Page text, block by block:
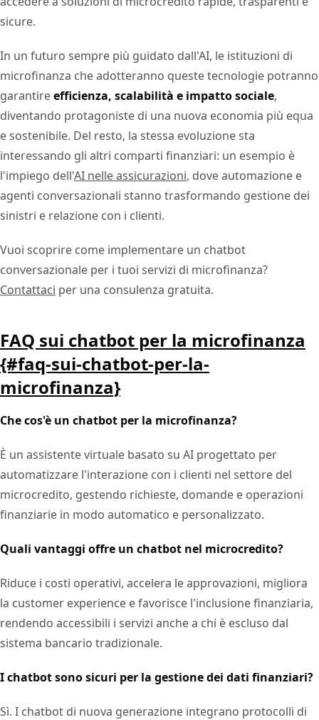
sicure.
In un futuro sempre più guidato dall'AI, le istituzioni di
microfinanza che adotteranno queste tecnologie potranno
garantireefficienza, scalabilità e impatto sociale,
diventando protagoniste di una nuova economia più equa
e sostenibile. Del resto, la stessa evoluzione sta
interessando gli altri comparti finanziari: un esempio è
l'impiego dell'AI nelle assicurazioni, dove automazione e
agenti conversazionali stanno trasformando gestione dei
sinistri e relazione con i clienti.
Vuoi scoprire come implementare un chatbot
conversazionale per i tuoi servizi di microfinanza?
Contattaci per una consulenza gratuita.
FAQ sui chatbot per la microfinanza
{#faq-sui-chatbot-per-la-
microfinanza}
Che cos'è un chatbot per la microfinanza?
È un assistente virtuale basato su AI progettato per
automatizzare l'interazione con i clienti nel settore del
microcredito, gestendo richieste, domande e operazioni
finanziarie in modo automatico e personalizzato.
Quali vantaggi offre un chatbot nel microcredito?
Riduce i costi operativi, accelera le approvazioni, migliora
la customer experience e favorisce l'inclusione finanziaria,
rendendo accessibili i servizi anche a chi è escluso dal
sistema bancario tradizionale.
I chatbot sono sicuri per la gestione dei dati finanziari?
Sì. I chatbot di nuova generazione integrano protocolli di